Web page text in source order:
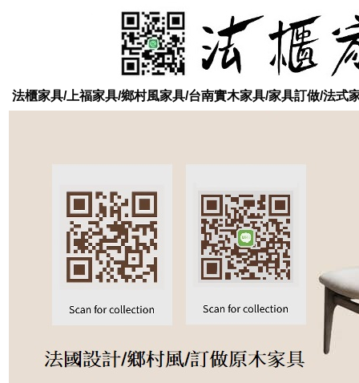
法櫃家具/上福家具/鄉村風家具/台南實木家具/家具訂做/法式